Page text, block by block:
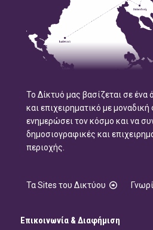
Το Δίκτυό μας βασίζεται σε
και επιχειρηματικό με μοναδική
ενημερώσει τον κόσμο και να
δημοσιογραφικές και
περιοχής.
Τα Sites του Δικτύου
Επικοινωνία & Διαφήμιση